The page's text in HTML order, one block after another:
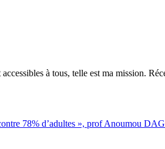
à tous, telle est ma mission.
78% d’adultes », prof Anoumou